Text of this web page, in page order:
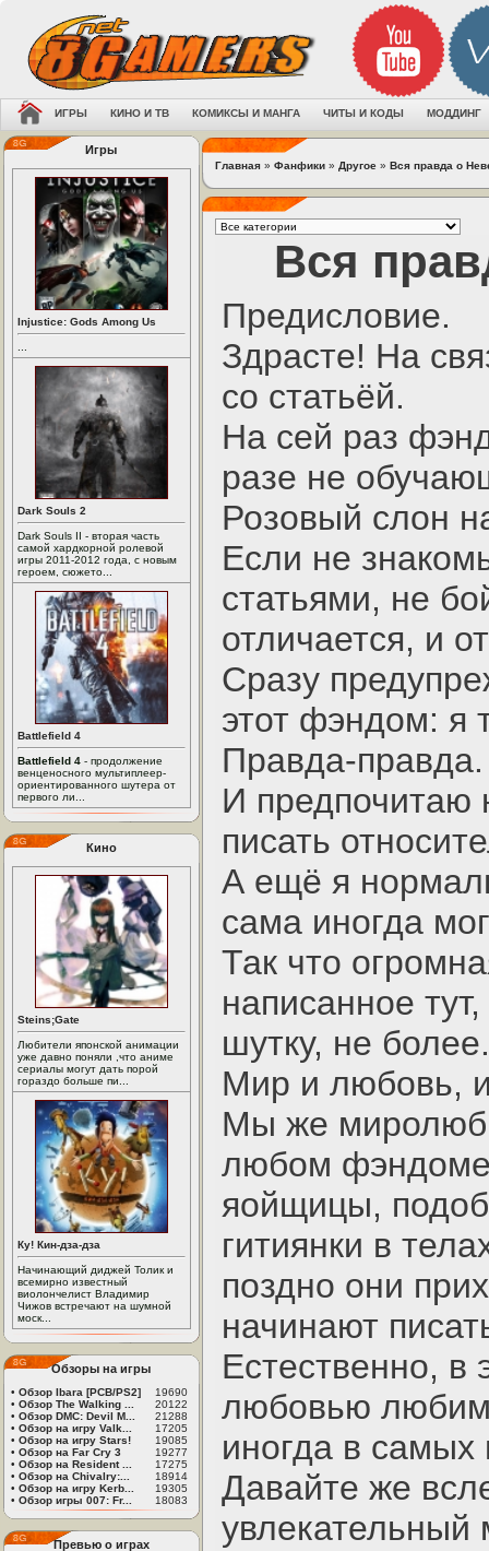
ИГРЫ КИНО И ТВ КОМИКСЫ И МАНГА ЧИТЫ И КОДЫ МОДДИНГ
Игры
Injustice: Gods Among Us
Dark Souls 2
Dark Souls II - вторая часть
самой хардкорной ролевой
игры 2011-2012 года, с новым
героем, сюжето...
Battlefield 4
Battlefield 4 - продолжение
венценосного мультиплеер-
ориентированного шутера от
первого ли...
Кино
Steins;Gate
Любители японской анимации
уже давно поняли ,что аниме
сериалы могут дать порой
гораздо больше пи...
Ку! Кин-дза-дза
Начинающий диджей Толик и
всемирно известный
виолончелист Владимир
Чижов встречают на шумной
моск...
Обзоры на игры
• Обзор Ibara [PCB/PS2]
19690
• Обзор The Walking ...
20122
• Обзор DMC: Devil M...
21288
• Обзор на игру Valk...
17205
• Обзор на игру Stars!
19085
• Обзор на Far Cry 3
19277
• Обзор на Resident ...
17275
• Обзор на Chivalry:...
18914
• Обзор на игру Kerb...
19305
• Обзор игры 007: Fr... 18083
Превью о играх
Главная » Фанфики » Другое » Вся правда о
Вся
Предисловие.
Здрасте! На
со статьёй.
На сей раз
разе не
Розовый слон
Если не
статьями, не
отличается, и
Сразу
этот фэндом: я
Правда-правда.
И предпочитаю
писать
А ещё я
сама иногда
Так что
написанное
шутку, не более.
Мир и любовь,
Мы же
любом фэндоме
яойщицы,
гитиянки в
поздно они
начинают
Естественно,
любовью
иногда в самых
Давайте же